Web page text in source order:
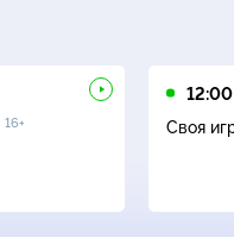
16+
12:00
Своя